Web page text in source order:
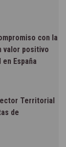
con la
valor positivo
España
Territorial
de